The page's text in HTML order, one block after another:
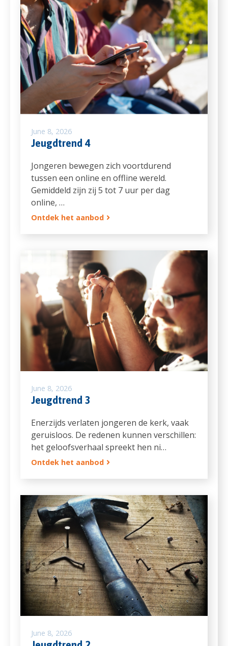
June 8, 2026
Jeugdtrend 4
Jongeren bewegen zich voortdurend
tussen een online en offline wereld.
Gemiddeld zijn zij 5 tot 7 uur per dag
online, …
Ontdek het aanbod
June 8, 2026
Jeugdtrend 3
Enerzijds verlaten jongeren de kerk, vaak
geruisloos. De redenen kunnen verschillen:
het geloofsverhaal spreekt hen ni…
Ontdek het aanbod
June 8, 2026